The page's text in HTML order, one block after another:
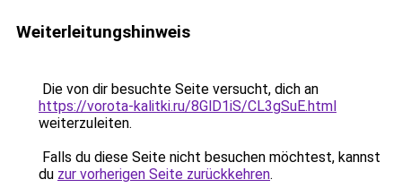
Weiterleitungshinweis
Die von dir besuchte Seite versucht, dich an
https://vorota-kalitki.ru/8GlD1iS/CL3gSuE.html
weiterzuleiten.
Falls du diese Seite nicht besuchen möchtest, kannst
du zur vorherigen Seite zurückkehren.